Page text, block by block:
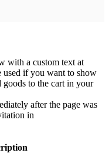
with a custom text at
used if you want to show
to the cart in your
after the page was
in